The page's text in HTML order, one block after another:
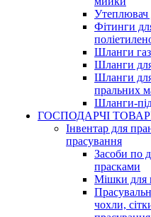
Утеплювач
Фітинги
Шланги
Шланги
Шланги
пральних
Шланги-
ГОСПОДАРЧІ
Інвентар для
прасування
Засоби по
прасками
Мішки для
чохли,